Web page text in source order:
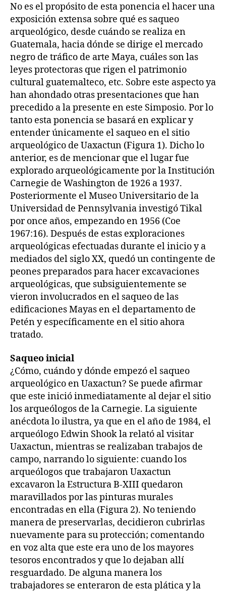
No es el propósito de esta ponencia el hacer una
exposición extensa sobre qué es saqueo
arqueológico, desde cuándo se realiza en
Guatemala, hacia dónde se dirige el mercado
negro de tráfico de arte Maya, cuáles son las
leyes protectoras que rigen el patrimonio
cultural guatemalteco, etc. Sobre este aspecto ya
han ahondado otras presentaciones que han
precedido a la presente en este Simposio. Por lo
tanto esta ponencia se basará en explicar y
entender únicamente el saqueo en el sitio
arqueológico de Uaxactun (Figura 1). Dicho lo
anterior, es de mencionar que el lugar fue
explorado arqueológicamente por la Institución
Carnegie de Washington de 1926 a 1937.
Posteriormente el Museo Universitario de la
Universidad de Pennsylvania investigó Tikal
por once años, empezando en 1956 (Coe
1967:16). Después de estas exploraciones
arqueológicas efectuadas durante el inicio y a
mediados del siglo XX, quedó un contingente de
peones preparados para hacer excavaciones
arqueológicas, que subsiguientemente se
vieron involucrados en el saqueo de las
edificaciones Mayas en el departamento de
Petén y específicamente en el sitio ahora
tratado.
Saqueo inicial
¿Cómo, cuándo y dónde empezó el saqueo
arqueológico en Uaxactun? Se puede afirmar
que este inició inmediatamente al dejar el sitio
los arqueólogos de la Carnegie. La siguiente
anécdota lo ilustra, ya que en el año de 1984, el
arqueólogo Edwin Shook la relató al visitar
Uaxactun, mientras se realizaban trabajos de
campo, narrando lo siguiente: cuando los
arqueólogos que trabajaron Uaxactun
excavaron la Estructura B-XIII quedaron
maravillados por las pinturas murales
encontradas en ella (Figura 2). No teniendo
manera de preservarlas, decidieron cubrirlas
nuevamente para su protección; comentando
en voz alta que este era uno de los mayores
tesoros encontrados y que lo dejaban allí
resguardado. De alguna manera los
trabajadores se enteraron de esta plática y la